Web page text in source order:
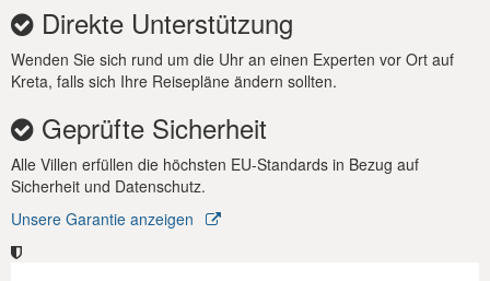
Direkte Unterstützung
Wenden Sie sich rund um die Uhr an einen Experten vor Ort auf
Kreta, falls sich Ihre Reisepläne ändern sollten.
Geprüfte Sicherheit
Alle Villen erfüllen die höchsten EU-Standards in Bezug auf
Sicherheit und Datenschutz.
Unsere Garantie anzeigen